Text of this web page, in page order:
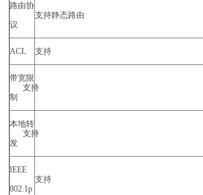
路由协
议
支持静态路由
ACL 支持
带宽限
制
支持
本地转
发
支持
IEEE
802.1p
支持